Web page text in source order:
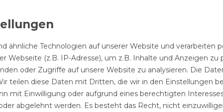
€ *
Anpassbare
mit
Gummigriff
Handbrause
5 Funktionen
"Hidra"
29,99 € *
Toilettenpapierhalter
Chrom aus Edelstahl
mit Rollenklappe
"Bora"
10,19 € *
Chrom
zu 5 Kg
6,99 € *
ähnliche Technologien auf unserer Website und verarbeiten
Webseite (z.B. IP-Adresse), um z.B. Inhalte und Anzeigen zu
oder Zugriffe auf unsere Website zu analysieren. Die
teilen diese Daten mit Dritten, die wir in den Einstellungen
mit Einwilligung oder aufgrund eines berechtigten
abgelehnt werden. Es besteht das Recht, nicht